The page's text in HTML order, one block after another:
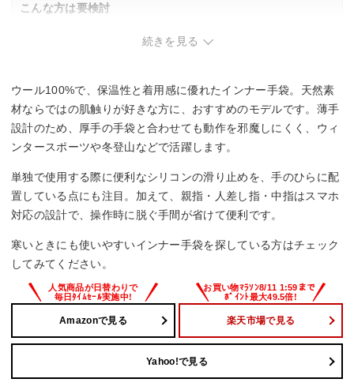
こんな方は要検討
・ウール製品の手入れに手間をかけたくない方。
続きを見る
ウール100%で、保温性と着用感に優れたインナー手袋。天然素
材ならではの肌触りが好きな方に、おすすめのモデルです。薄手
設計のため、厚手の手袋と合わせても動作を邪魔しにくく、ウィ
ンタースポーツや冬登山などで活躍します。
単独で使用する際に便利なシリコンの滑り止めを、手のひらに配
置している点にも注目。加えて、親指・人差し指・中指はスマホ
対応の設計で、操作時に脱ぐ手間が省けて便利です。
寒いときにも使いやすいインナー手袋を探している方はチェック
してみてください。
Amazonで見る 楽天市場で見る
Yahoo!で見る